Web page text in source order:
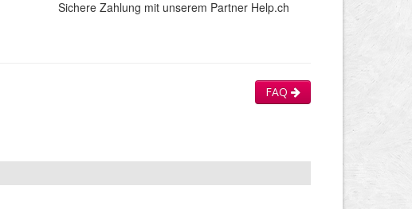
Sichere Zahlung mit unserem Partner Help.ch
FAQ